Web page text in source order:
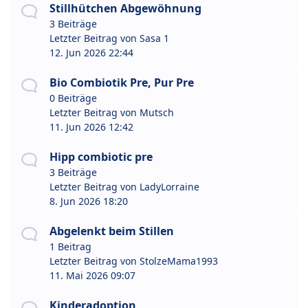
Stillhütchen Abgewöhnung
3 Beiträge
Letzter Beitrag von Sasa 1
12. Jun 2026 22:44
Bio Combiotik Pre, Pur Pre
0 Beiträge
Letzter Beitrag von Mutsch
11. Jun 2026 12:42
Hipp combiotic pre
3 Beiträge
Letzter Beitrag von LadyLorraine
8. Jun 2026 18:20
Abgelenkt beim Stillen
1 Beitrag
Letzter Beitrag von StolzeMama1993
11. Mai 2026 09:07